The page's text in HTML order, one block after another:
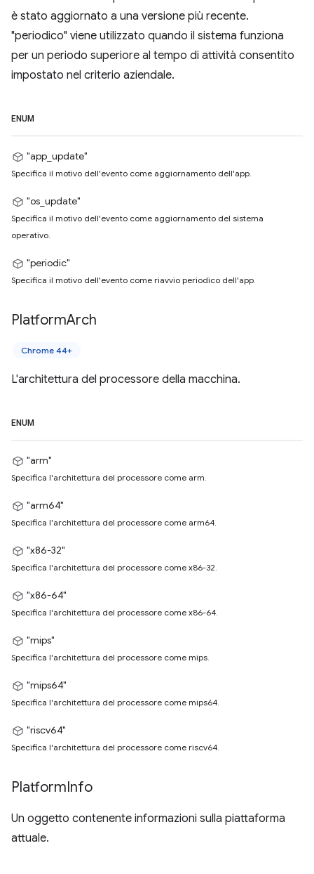
è stato aggiornato a una versione più recente.
"periodico" viene utilizzato quando il sistema funziona
per un periodo superiore al tempo di attività consentito
impostato nel criterio aziendale.
ENUM
"app_update"
Specifica il motivo dell'evento come aggiornamento dell'app.
"os_update"
Specifica il motivo dell'evento come aggiornamento del sistema
operativo.
"periodic"
Specifica il motivo dell'evento come riavvio periodico dell'app.
PlatformArch
Chrome 44+
L'architettura del processore della macchina.
ENUM
"arm"
Specifica l'architettura del processore come arm.
"arm64"
Specifica l'architettura del processore come arm64.
"x86-32"
Specifica l'architettura del processore come x86-32.
"x86-64"
Specifica l'architettura del processore come x86-64.
"mips"
Specifica l'architettura del processore come mips.
"mips64"
Specifica l'architettura del processore come mips64.
"riscv64"
Specifica l'architettura del processore come riscv64.
PlatformInfo
Un oggetto contenente informazioni sulla piattaforma
attuale.